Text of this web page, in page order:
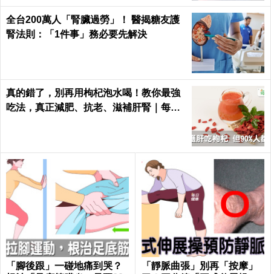
妙傳４招，包你營養吃好吃滿｜每日健康
Health
腫、泡茶喝補元氣，沒試過別說你懂養生
｜每日健康 Health
到浮油搭上這一物，不馬上就醫不行！